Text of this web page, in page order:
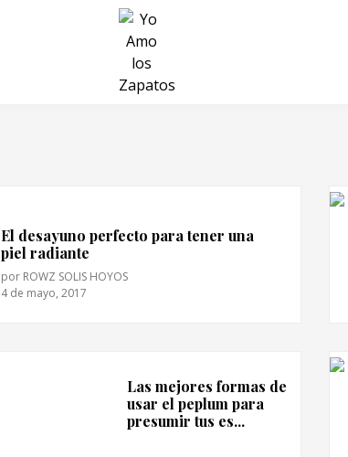
SALUD
El desayuno perfecto para tener una
piel radiante
por ROWZ SOLIS HOYOS
4 de mayo, 2017
Las mejores formas de
usar el peplum para
presumir tus es...